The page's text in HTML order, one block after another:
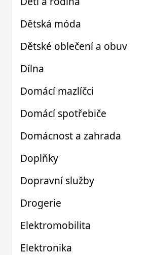
Dětská móda
Dětské oblečení a obuv
Dílna
Domácí mazlíčci
Domácí spotřebiče
Domácnost a zahrada
Doplňky
Dopravní služby
Drogerie
Elektromobilita
Elektronika